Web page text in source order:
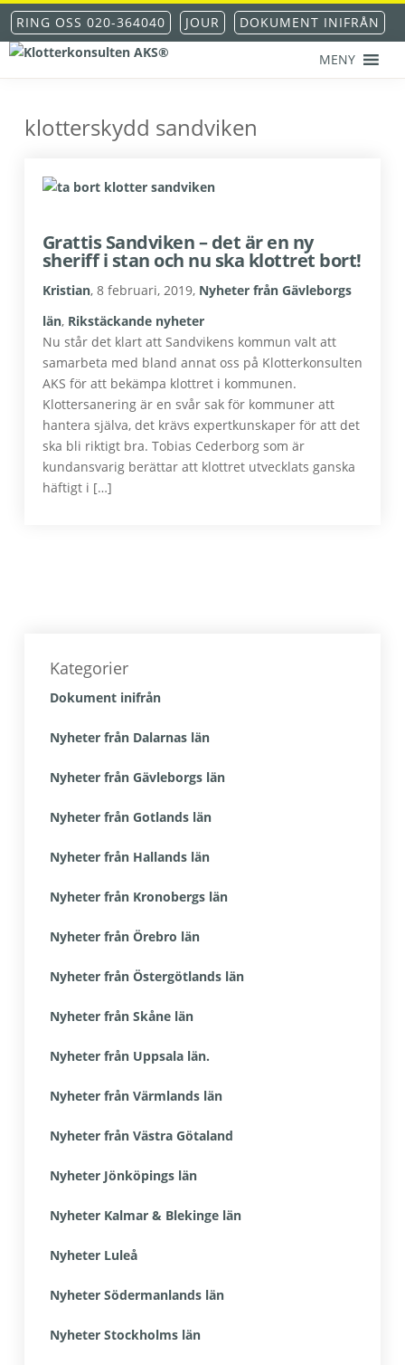
Hoppa
till
huvudnavigering
Hoppa
till
huvudinnehåll
Hoppa
till
det
Hoppa
till
sidfot
RING OSS 020-364040 JOUR DOKUMENT INIFRÅN
MENY
klotterskydd sandviken
Grattis Sandviken – det är en ny
sheriff i stan och nu ska klottret bort!
Kristian, 8 februari, 2019, Nyheter från Gävleborgs
län, Rikstäckande nyheter
Nu står det klart att Sandvikens kommun valt att
samarbeta med bland annat oss på Klotterkonsulten
AKS för att bekämpa klottret i kommunen.
Klottersanering är en svår sak för kommuner att
hantera själva, det krävs expertkunskaper för att det
ska bli riktigt bra. Tobias Cederborg som är
kundansvarig berättar att klottret utvecklats ganska
häftigt i […]
sidofält
Kategorier
Dokument inifrån
Nyheter från Dalarnas län
Nyheter från Gävleborgs län
Nyheter från Gotlands län
Nyheter från Hallands län
Nyheter från Kronobergs län
Nyheter från Örebro län
Nyheter från Östergötlands län
Nyheter från Skåne län
Nyheter från Uppsala län.
Nyheter från Värmlands län
Nyheter från Västra Götaland
Nyheter Jönköpings län
Nyheter Kalmar & Blekinge län
Nyheter Luleå
Nyheter Södermanlands län
Nyheter Stockholms län